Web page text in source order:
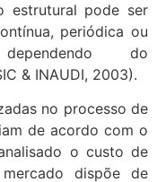
estrutural pode ser
periódica ou
do
& INAUDI, 2003).
no processo de
de acordo com o
o custo de
dispõe de